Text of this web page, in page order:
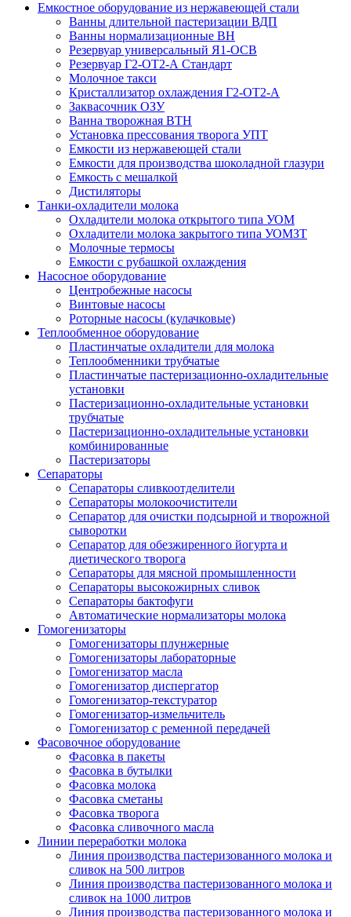
Емкостное оборудование из нержавеющей стали
Ванны длительной пастеризации ВДП
Ванны нормализационные ВН
Резервуар универсальный Я1-ОСВ
Резервуар Г2-ОТ2-А Стандарт
Молочное такси
Кристаллизатор охлаждения Г2-ОТ2-А
Заквасочник ОЗУ
Ванна творожная ВТН
Установка прессования творога УПТ
Емкости из нержавеющей стали
Емкости для производства шоколадной глазури
Емкость с мешалкой
Дистиляторы
Танки-охладители молока
Охладители молока открытого типа УОМ
Охладители молока закрытого типа УОМЗТ
Молочные термосы
Емкости с рубашкой охлаждения
Насосное оборудование
Центробежные насосы
Винтовые насосы
Роторные насосы (кулачковые)
Теплообменное оборудование
Пластинчатые охладители для молока
Теплообменники трубчатые
Пластинчатые пастеризационно-охладительные
установки
Пастеризационно-охладительные установки
трубчатые
Пастеризационно-охладительные установки
комбинированные
Пастеризаторы
Сепараторы
Сепараторы сливкоотделители
Сепараторы молокоочистители
Сепаратор для очистки подсырной и творожной
сыворотки
Сепаратор для обезжиренного йогурта и
диетического творога
Сепараторы для мясной промышленности
Сепараторы высокожирных сливок
Сепараторы бактофуги
Автоматические нормализаторы молока
Гомогенизаторы
Гомогенизаторы плунжерные
Гомогенизаторы лабораторные
Гомогенизатор масла
Гомогенизатор диспергатор
Гомогенизатор-текстуратор
Гомогенизатор-измельчитель
Гомогенизатор с ременной передачей
Фасовочное оборудование
Фасовка в пакеты
Фасовка в бутылки
Фасовка молока
Фасовка сметаны
Фасовка творога
Фасовка сливочного масла
Линии переработки молока
Линия производства пастеризованного молока и
сливок на 500 литров
Линия производства пастеризованного молока и
сливок на 1000 литров
Линия производства пастеризованного молока и